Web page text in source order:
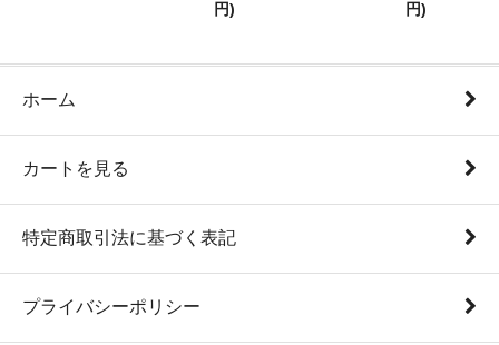
円)
円)
ホーム
カートを見る
特定商取引法に基づく表記
プライバシーポリシー